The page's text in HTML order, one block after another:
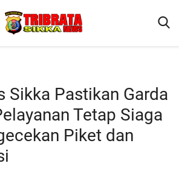
Sikka Pastikan Garda
Tetap Siaga
Piket dan